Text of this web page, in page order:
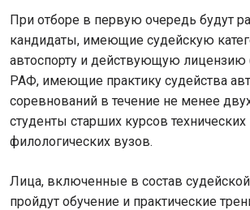
При отборе в первую очередь будут
кандидаты, имеющие судейскую
автоспорту и действующую лицензию
РАФ, имеющие практику судейства
соревнований в течение не менее
студенты старших курсов технических
филологических вузов.
Лица, включенные в состав
пройдут обучение и практические